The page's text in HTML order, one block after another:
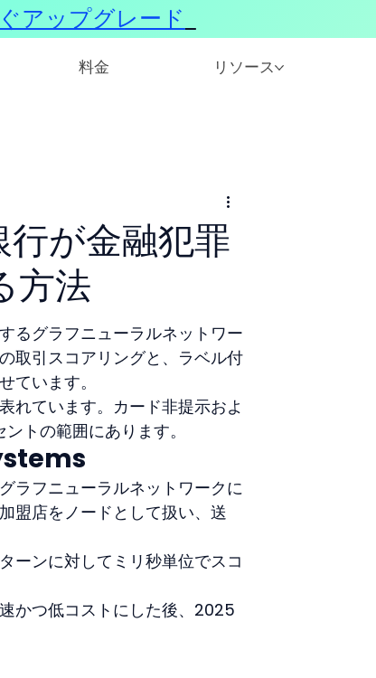
料金 リソース
が金融犯罪
方法
るグラフニューラルネットワー
取引スコアリングと、ラベル付
ています。
れています。カード非提示およ
トの範囲にあります。
ラフニューラルネットワークに
盟店をノードとして扱い、送
ーンに対してミリ秒単位でスコ
かつ低コストにした後、2025
アップグレード